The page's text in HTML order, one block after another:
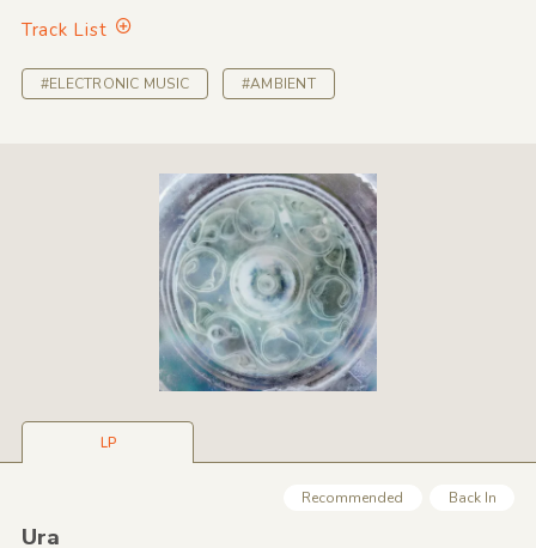
Track List
#ELECTRONIC MUSIC #AMBIENT
LP
Recommended Back In
Ura